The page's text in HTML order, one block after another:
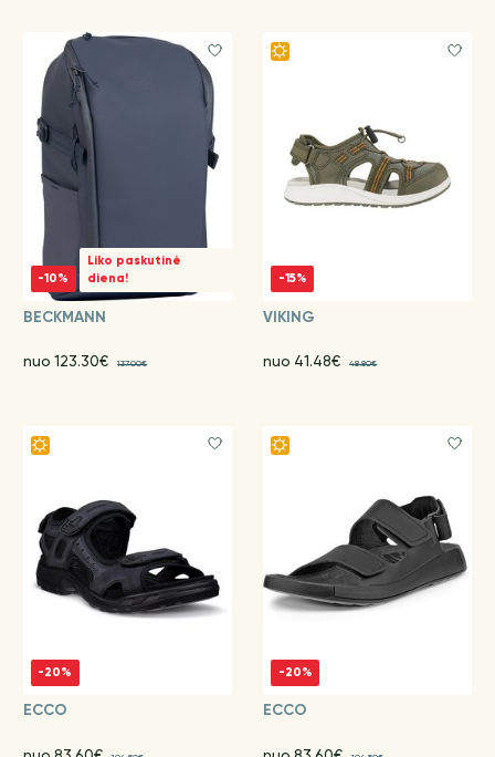
-10%
Liko paskutinė
diena!
BECKMANN
nuo 123.30€ 137.00€
-15%
VIKING
nuo 41.48€ 48.80€
-20%
ECCO
-20%
ECCO